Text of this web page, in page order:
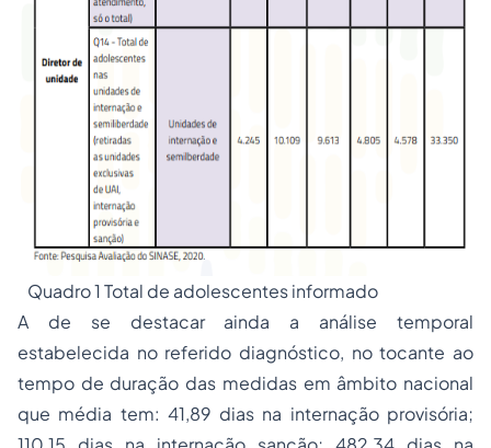
Quadro 1 Total de adolescentes informado
A de se destacar ainda a análise temporal
estabelecida no referido diagnóstico, no tocante ao
tempo de duração das medidas em âmbito nacional
que média tem: 41,89 dias na internação provisória;